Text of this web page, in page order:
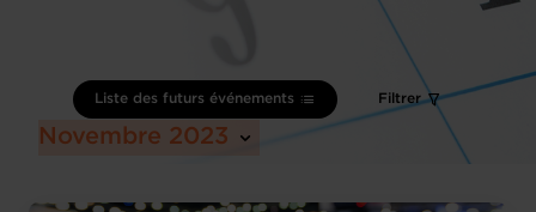
Novembre 2023
Liste des futurs événements Filtrer